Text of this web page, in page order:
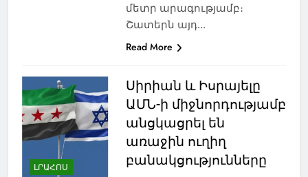
մետր արագությամբ։
Շատերն այդ…
Read More
ԼՐԱՀՈՍ
Սիրիան և Իսրայելը
ԱՄՆ-ի միջնորդությամբ
անցկացրել են
առաջին ուղիղ
բանակցությունները